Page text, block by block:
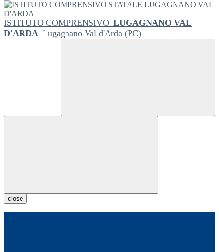
ISTITUTO COMPRENSIVO LUGAGNANO VAL
D'ARDA Lugagnano Val d'Arda (PC)
close